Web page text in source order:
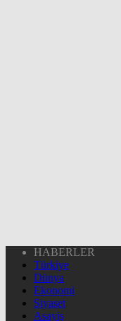
HABERLER
Türkiye
Dünya
Ekonomi
Siyaset
Asayiş